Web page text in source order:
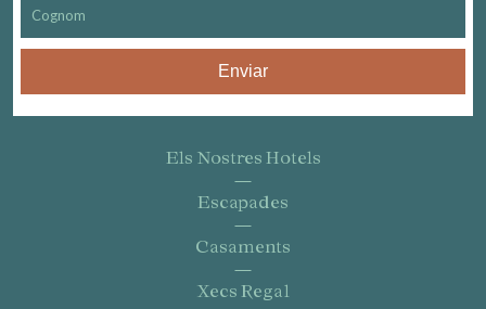
Enviar
Els Nostres Hotels
Escapades
Casaments
Xecs Regal